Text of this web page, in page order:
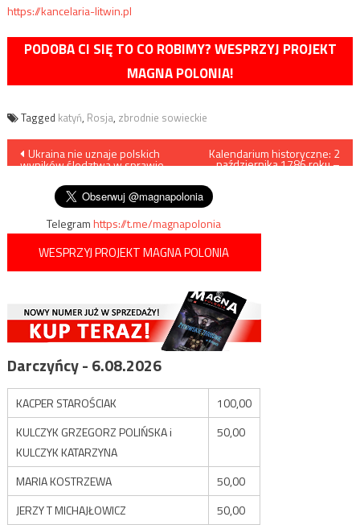
https://kancelaria-litwin.pl
PODOBA CI SIĘ TO CO ROBIMY? WESPRZYJ PROJEKT
MAGNA POLONIA!
Tagged katyń, Rosja, zbrodnie sowieckie
Nawigacja
wpisu
Ukraina nie uznaje polskich
wyników śledztwa w sprawie
Kalendarium historyczne: 2
października 1786 roku –
Telegramhttps://t.me/magnapolonia
WESPRZYJ PROJEKT MAGNA POLONIA
Darczyńcy - 6.08.2026
KACPER STAROŚCIAK
100,00
KULCZYK GRZEGORZ POLIŃSKA i
KULCZYK KATARZYNA
50,00
MARIA KOSTRZEWA
50,00
JERZY T MICHAJŁOWICZ
50,00